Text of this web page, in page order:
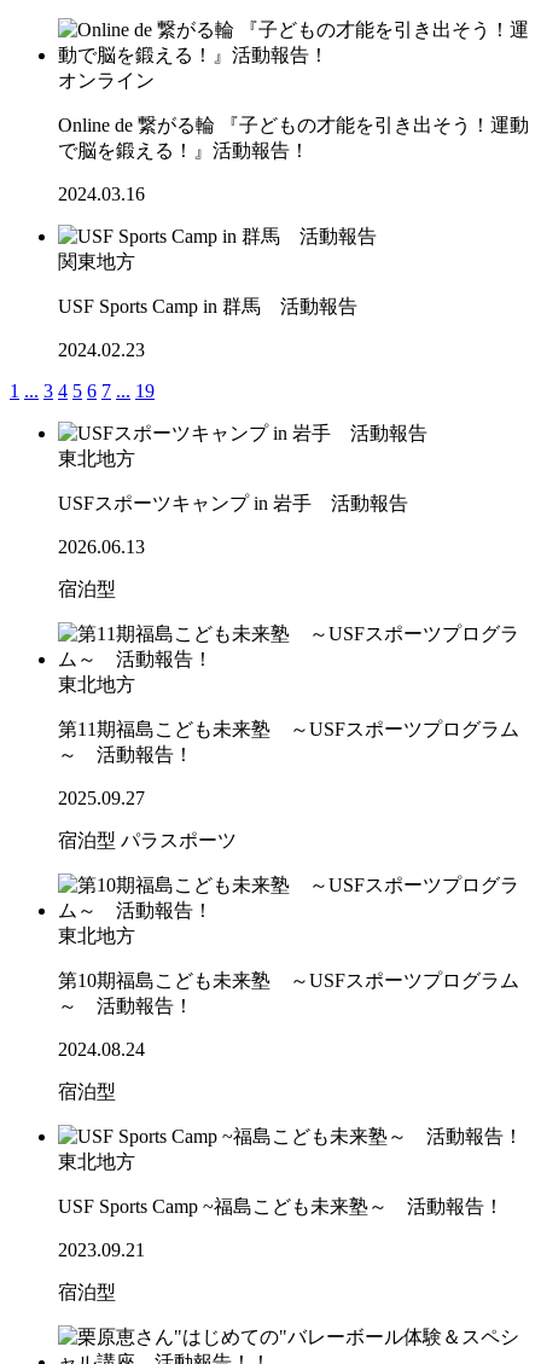
オンライン
Online de 繋がる輪 『子どもの才能を引き出そう！運動
で脳を鍛える！』活動報告！
2024.03.16
関東地方
USF Sports Camp in 群馬 活動報告
2024.02.23
1 ... 3 4 5 6 7 ... 19
東北地方
USFスポーツキャンプ in 岩手 活動報告
2026.06.13
宿泊型
東北地方
第11期福島こども未来塾 ～USFスポーツプログラム
～ 活動報告！
2025.09.27
宿泊型 パラスポーツ
東北地方
第10期福島こども未来塾 ～USFスポーツプログラム
～ 活動報告！
2024.08.24
宿泊型
東北地方
USF Sports Camp ~福島こども未来塾～ 活動報告！
2023.09.21
宿泊型